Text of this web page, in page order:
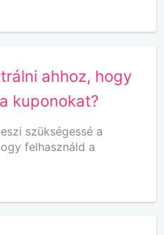
ahhoz, hogy
kuponokat?
szükségessé a
felhasználd a